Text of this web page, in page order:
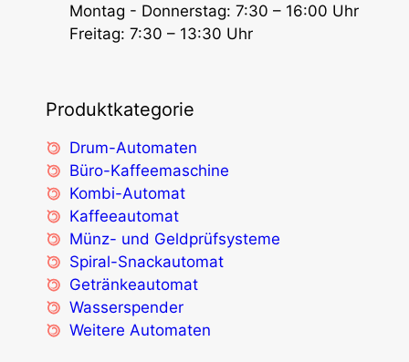
Montag - Donnerstag: 7:30 – 16:00 Uhr
Freitag: 7:30 – 13:30 Uhr
Produktkategorie
Drum-Automaten
Büro-Kaffeemaschine
Kombi-Automat
Kaffeeautomat
Münz- und Geldprüfsysteme
Spiral-Snackautomat
Getränkeautomat
Wasserspender
Weitere Automaten